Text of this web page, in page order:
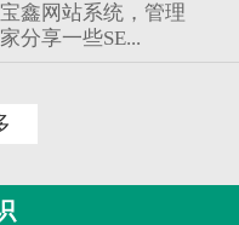
鑫网站系统，管理
分享一些SE...